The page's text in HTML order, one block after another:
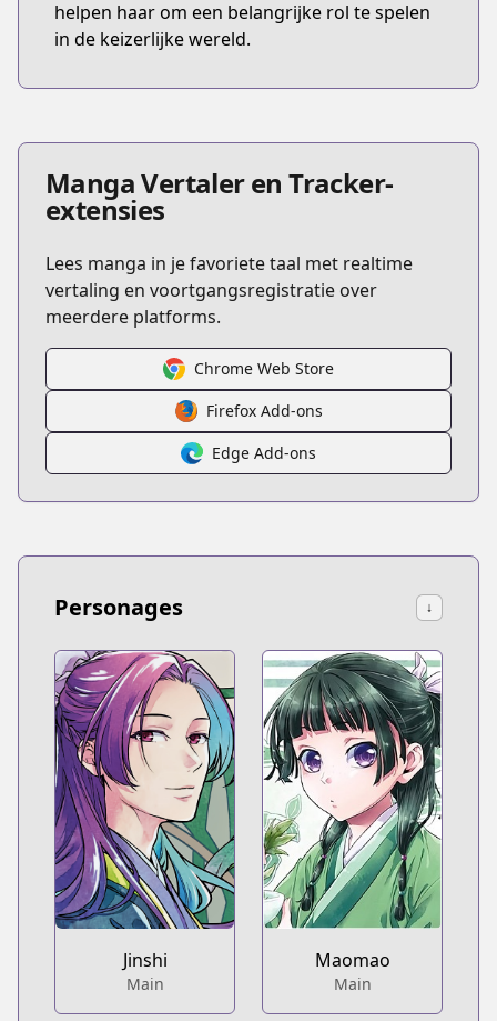
helpen haar om een belangrijke rol te spelen
in de keizerlijke wereld.
Manga Vertaler en Tracker-
extensies
Lees manga in je favoriete taal met realtime
vertaling en voortgangsregistratie over
meerdere platforms.
Chrome Web Store
Firefox Add-ons
Edge Add-ons
Personages ↓
Jinshi
Main
Maomao
Main